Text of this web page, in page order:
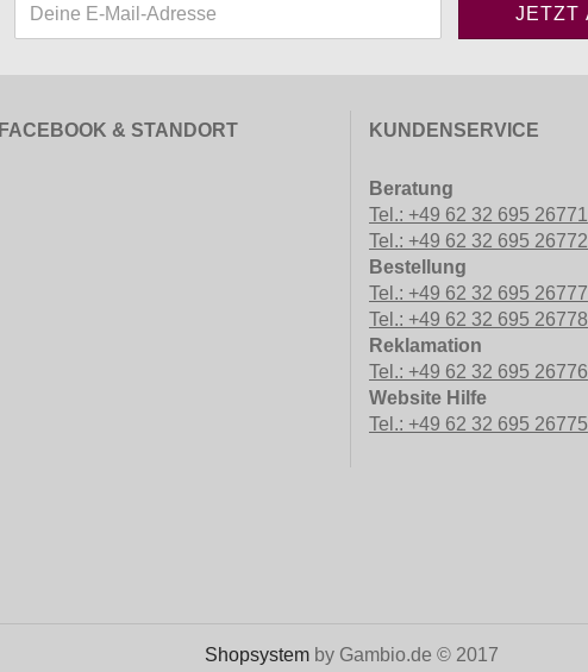
FACEBOOK & STANDORT KUNDENSERVICE
Beratung
Tel.: +49 62 32 695 26771
Tel.: +49 62 32 695 26772
Bestellung
Tel.: +49 62 32 695 26777
Tel.: +49 62 32 695 26778
Reklamation
Tel.: +49 62 32 695 26776
Website Hilfe
Tel.: +49 62 32 695 26775
Shopsystemby Gambio.de © 2017